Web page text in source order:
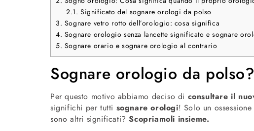
2.1. Significato del sognare orologi da polso
3. Sognare vetro rotto dell’orologio: cosa significa
4. Sognare orologio senza lancette significato e sognare
5. Sognare orario e sognare orologio al contrario
Sognare orologio da
Per questo motivo abbiamo deciso di consultare il
significhi per tutti sognare orologi! Solo un
sono altri significati?Scopriamoli insieme.